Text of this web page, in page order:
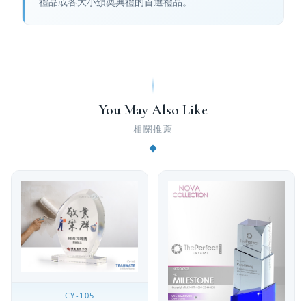
You May Also Like
相關推薦
CY-105